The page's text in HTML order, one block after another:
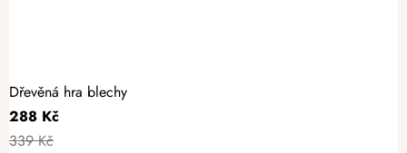
Dřevěná hra blechy
288 Kč
339 Kč